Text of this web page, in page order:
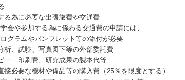
為に必要な出張旅費や交通費
る為に係わる交通費の申請には、
パンフレット等の添付が必要
、試験、写真図下等の外部委託費
・印刷費、研究成果の製本代等
必要な機材や備品等の購入費（25％を限度とする）